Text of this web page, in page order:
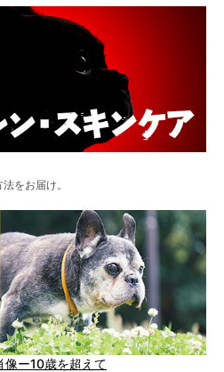
をお届け。
像ー10歳を超えて